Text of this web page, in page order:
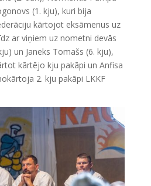
(1. kju), kuri bija
kārtojot eksāmenus uz
ar viņiem uz nometni devās
un Janeks Tomašs (6. kju),
kārtējo kju pakāpi un Anfisa
2. kju pakāpi LKKF